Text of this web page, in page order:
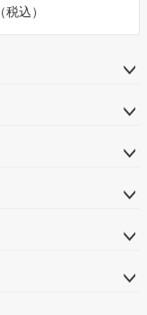
（税込）